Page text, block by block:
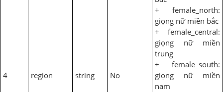
4 region string No
+ female_north:
giọng nữ miền bắc
+ female_central:
giọng nữ miền
trung
+ female_south:
giọng nữ miền
nam